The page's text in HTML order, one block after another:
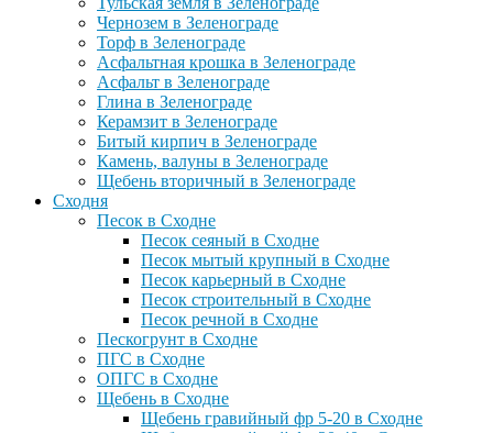
Чернозем в Зеленограде
Торф в Зеленограде
Асфальтная крошка в Зеленограде
Асфальт в Зеленограде
Глина в Зеленограде
Керамзит в Зеленограде
Битый кирпич в Зеленограде
Камень, валуны в Зеленограде
Щебень вторичный в Зеленограде
Сходня
Песок в Сходне
Песок сеяный в Сходне
Песок мытый крупный в Сходне
Песок карьерный в Сходне
Песок строительный в Сходне
Песок речной в Сходне
Пескогрунт в Сходне
ПГС в Сходне
ОПГС в Сходне
Щебень в Сходне
Щебень гравийный фр 5-20 в Сходне